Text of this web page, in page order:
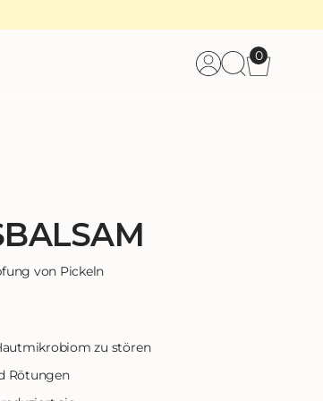
0
von Pickeln
zu stören
Rötungen